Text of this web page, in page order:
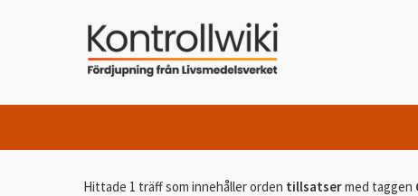
Hittade 1 träff som innehåller orden tillsatsermed taggen